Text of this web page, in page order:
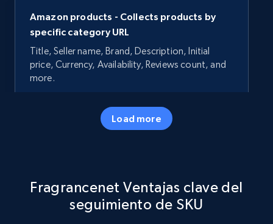
Amazon products - Collects products by
specific category URL
Title, Seller name, Brand, Description, Initial
price, Currency, Availability, Reviews count, and
more.
5.7K+ Comenzar ahora
specific keywords
Title, Seller name, Brand, Description, Initial
Load more
Fragrancenet Ventajas clave del
seguimiento de SKU